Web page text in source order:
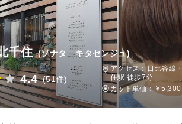
千住 (ソナタ キタセンジュ)
4.4 (51件)
アクセス：日比谷線
住駅 徒歩7分
カット単価： ￥5,300